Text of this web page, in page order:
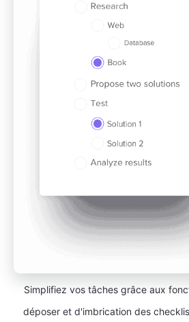
Simplifiez vos tâches grâce aux
déposer et d'imbrication des